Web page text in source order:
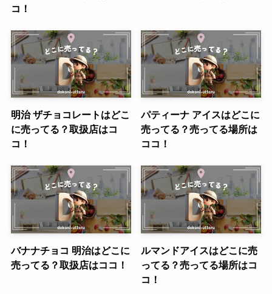
コ！
明治 ザチョコレートはどこ
に売ってる？取扱店はコ
コ！
パティーナ アイスはどこに
売ってる？売ってる場所は
ココ！
バナナチョコ 明治はどこに
売ってる？取扱店はココ！
ルマンドアイスはどこに売
ってる？売ってる場所はコ
コ！